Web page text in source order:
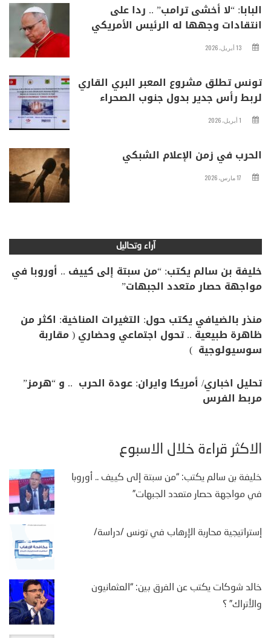
البابا: “لا أخشى ترامب” .. ردا على
انتقادات وجهها له الرئيس الأمريكي
13 أبريل، 2026
تونس تطلق مشروع المعبر البري القاري
لربط رأس جدير بدول جنوب الصحراء
1 أبريل، 2026
الحرب في زمن الإعلام الشبكي
17 مارس، 2026
آراء وتحاليل
خليفة بن سالم يكتب: “من سبتة إلى كييف .. أوروبا في
مواجهة حصار متعدد الجبهات”
منذر بالضيافي يكتب حول: التغيرات المناخية: اكثر من
ظاهرة طبيعية .. تحول اجتماعي وحضاري ( مقاربة
سوسيولوجية )
تحليل اخباري/ أمريكا وايران: عودة الحرب .. و “هرمز”
مربط الفرس
الأكثر قراءة خلال الأسبوع
خليفة بن سالم يكتب: “من سبتة إلى كييف .. أوروبا
في مواجهة حصار متعدد الجبهات”
إستراتيجية محاربة الإرهاب في تونس /دراسة/
خالد شوكات يكتب عن الفرق بين: “العثمانيون
والأتراك” ؟